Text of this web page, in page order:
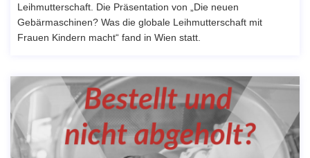
Leihmutterschaft. Die Präsentation von „Die neuen
Gebärmaschinen? Was die globale Leihmutterschaft mit
Frauen Kindern macht“ fand in Wien statt.